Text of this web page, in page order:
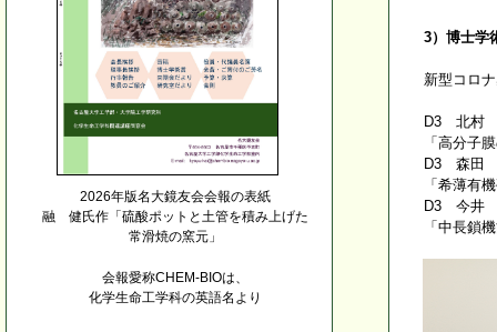
3）博士学
新型コロ
D3 北村
「高分子
D3 森田
「希薄有
D3 今井
「中長鎖
2026年版名大鏡友会会報の表紙
融 健氏作「硫酸ポットと土管を積み上げた
常滑焼の窯元」
会報愛称CHEM-BIOは、
化学生命工学科の英語名より